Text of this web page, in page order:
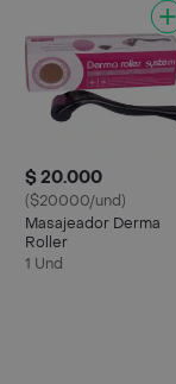
$ 20.000
($20000/und)
Masajeador Derma
Roller
1 Und